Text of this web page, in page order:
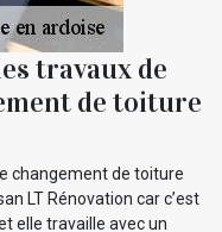
travaux de
de toiture
changement de toiture
LT Rénovation car c’est
elle travaille avec un